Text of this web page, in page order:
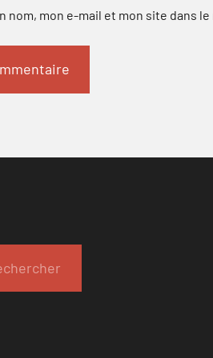
nom, mon e-mail et mon site dans